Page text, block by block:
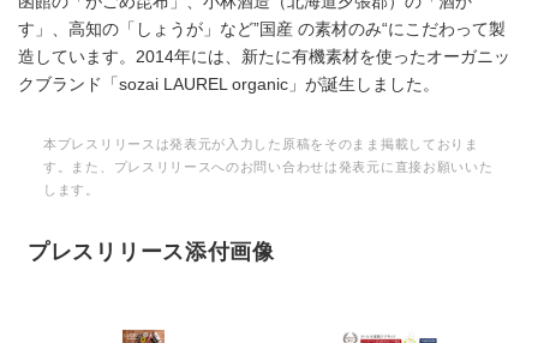
す」、高知の「しょうが」など”国産 の素材のみ“にこだわって製
造しています。2014年には、新たに有機素材を使ったオーガニッ
クブランド「sozai LAUREL organic」が誕生しました。
本プレスリリースは発表元が入力した原稿をそのまま掲載しておりま
す。また、プレスリリースへのお問い合わせは発表元に直接お願いいた
します。
プレスリリース添付画像